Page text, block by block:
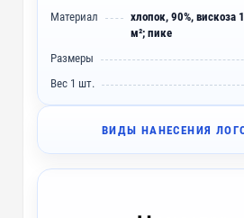
Материал
хлопок, 90%, вискоза
м²; пике
Размеры
Вес 1 шт.
ВИДЫ НАНЕСЕНИЯ
I2 - Вышивка (10 цветов)